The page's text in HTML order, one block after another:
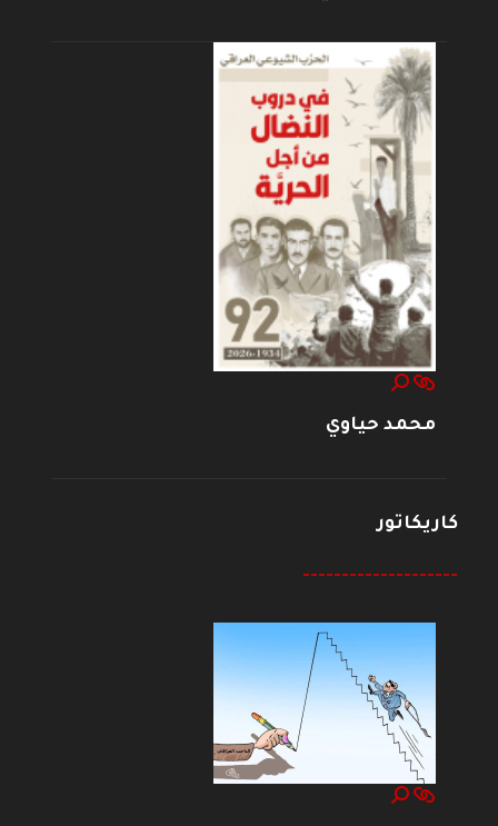
محمد حياوي
كاريكاتور
--------------------